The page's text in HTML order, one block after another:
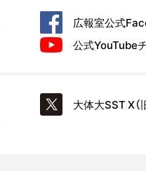
広報室公式
公式YouTube
大体大SSTX